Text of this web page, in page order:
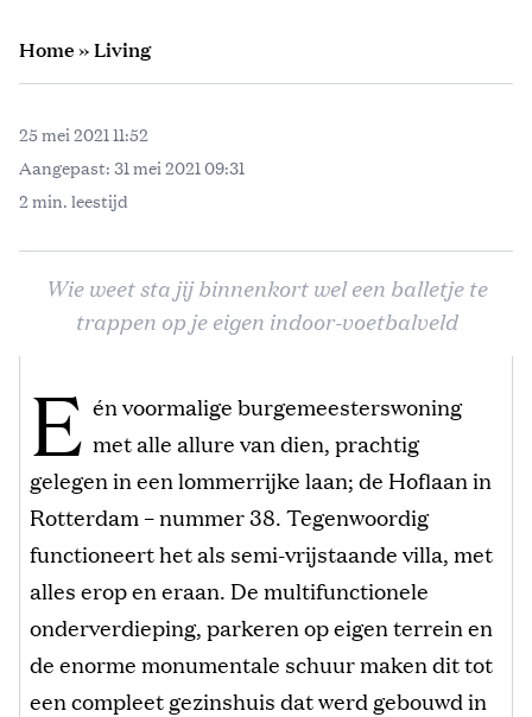
Home»Living
25 mei 2021 11:52
Aangepast: 31 mei 2021 09:31
2 min. leestijd
Wie weet sta jij binnenkort wel een balletje te
trappen op je eigen indoor-voetbalveld
E én voormalige burgemeesterswoning
met alle allure van dien, prachtig
gelegen in een lommerrijke laan; de Hoflaan in
Rotterdam – nummer 38. Tegenwoordig
functioneert het als semi-vrijstaande villa, met
alles erop en eraan. De multifunctionele
onderverdieping, parkeren op eigen terrein en
de enorme monumentale schuur maken dit tot
een compleet gezinshuis dat werd gebouwd in